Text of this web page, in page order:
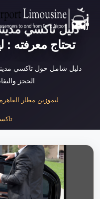
نحن
دليل تاكسي
تحتاج معرفته :
دليل شامل حول تاكسي
الحجز
ليموزين مطار القاهرة |